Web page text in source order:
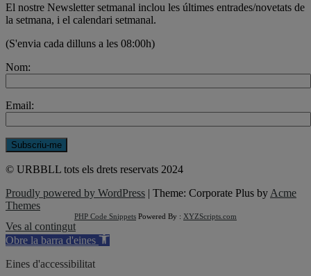
El nostre Newsletter setmanal inclou les últimes entrades/novetats de
la setmana, i el calendari setmanal.
(S'envia cada dilluns a les 08:00h)
Nom:
Email:
© URBBLL tots els drets reservats 2024
Proudly powered by WordPress | Theme: Corporate Plus by Acme
Themes
PHP Code Snippets Powered By : XYZScripts.com
Ves al contingut
Obre la barra d'eines
Eines d'accessibilitat